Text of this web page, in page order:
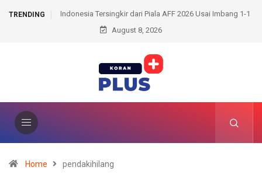
TRENDING
Piala AFF 2026 Usai Imbang 1-1
Pusat Persemaian Sriwijaya Hadir,
Menhut RI Perkuat Komitmen
August 8, 2026
Home pendakihilang